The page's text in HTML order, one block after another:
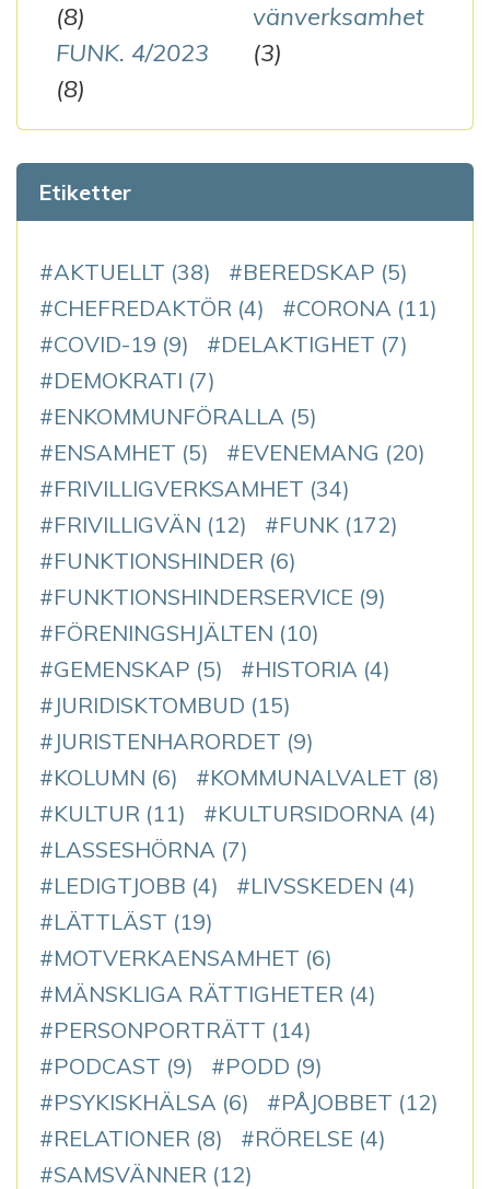
(8)
FUNK. 4/2023
(8)
vänverksamhet
(3)
Etiketter
AKTUELLT (38) BEREDSKAP (5)
CHEFREDAKTÖR (4) CORONA (11)
COVID-19 (9) DELAKTIGHET (7)
DEMOKRATI (7)
ENKOMMUNFÖRALLA (5)
ENSAMHET (5) EVENEMANG (20)
FRIVILLIGVERKSAMHET (34)
FRIVILLIGVÄN (12) FUNK (172)
FUNKTIONSHINDER (6)
FUNKTIONSHINDERSERVICE (9)
FÖRENINGSHJÄLTEN (10)
GEMENSKAP (5) HISTORIA (4)
JURIDISKTOMBUD (15)
JURISTENHARORDET (9)
KOLUMN (6) KOMMUNALVALET (8)
KULTUR (11) KULTURSIDORNA (4)
LASSESHÖRNA (7)
LEDIGTJOBB (4) LIVSSKEDEN (4)
LÄTTLÄST (19)
MOTVERKAENSAMHET (6)
MÄNSKLIGA RÄTTIGHETER (4)
PERSONPORTRÄTT (14)
PODCAST (9) PODD (9)
PSYKISKHÄLSA (6) PÅJOBBET (12)
RELATIONER (8) RÖRELSE (4)
SAMSVÄNNER (12)